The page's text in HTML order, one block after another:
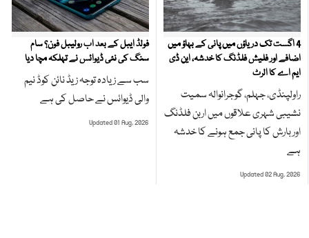
4 اگست تک دریاؤں میں پانی کے بہاؤ میں
اضافے اور فلیش فلڈنگ کا خدشہ، این ڈی
ایم اے کا الرٹ
راولپنڈی، جہلم، گوجرانوالہ سمیت
نشیبی شہری علاقوں میں اربن فلڈنگ
اور بارش کا پانی جمع ہونے کا خدشہ
ہے
Updated 02 Aug, 2026
فولڈ ایبل کے بعد اب رولیبل فون؟ سام
سنگ کی نئی ڈیوائس نے تہلکہ مچا دیا
سب سے زیادہ توجہ زیڈ نائن کوڈ نیم
والی ڈیوائس نے حاصل کی ہے
Updated 01 Aug, 2026